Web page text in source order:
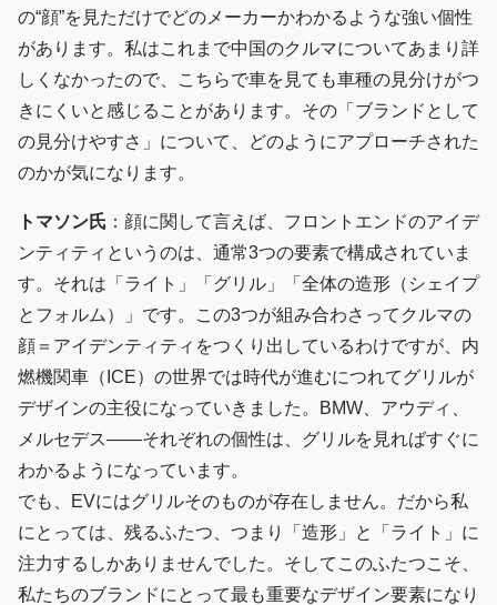
の“顔”を見ただけでどのメーカーかわかるような強い個性
があります。私はこれまで中国のクルマについてあまり詳
しくなかったので、こちらで車を見ても車種の見分けがつ
きにくいと感じることがあります。その「ブランドとして
の見分けやすさ」について、どのようにアプローチされた
のかが気になります。
トマソン氏 ：顔に関して言えば、フロントエンドのアイデ
ンティティというのは、通常3つの要素で構成されていま
す。それは「ライト」「グリル」「全体の造形（シェイプ
とフォルム）」です。この3つが組み合わさってクルマの
顔＝アイデンティティをつくり出しているわけですが、内
燃機関車（ICE）の世界では時代が進むにつれてグリルが
デザインの主役になっていきました。BMW、アウディ、
メルセデス――それぞれの個性は、グリルを見ればすぐに
わかるようになっています。
でも、EVにはグリルそのものが存在しません。だから私
にとっては、残るふたつ、つまり「造形」と「ライト」に
注力するしかありませんでした。そしてこのふたつこそ、
私たちのブランドにとって最も重要なデザイン要素になり